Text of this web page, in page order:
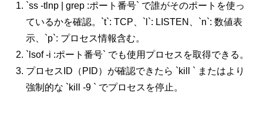
`ss -tlnp | grep :ポート番号` で誰がそのポートを使っ
ているかを確認。`t`: TCP、`l`: LISTEN、`n`: 数値表
示、`p`: プロセス情報含む。
`lsof -i :ポート番号` でも使用プロセスを取得できる。
プロセスID（PID）が確認できたら `kill ` またはより
強制的な `kill -9 ` でプロセスを停止。